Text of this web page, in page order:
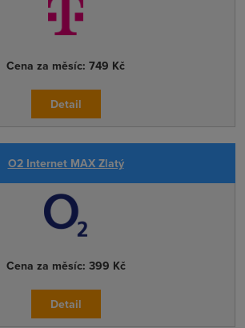
Cena za měsíc: 749 Kč
Detail
O2 Internet MAX Zlatý
Cena za měsíc: 399 Kč
Detail